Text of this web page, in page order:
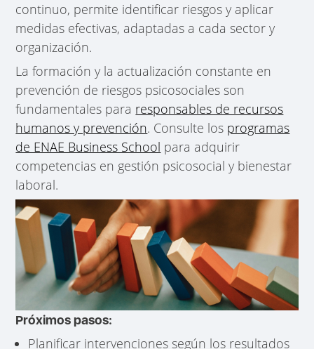
continuo, permite identificar riesgos y aplicar
medidas efectivas, adaptadas a cada sector y
organización.
La formación y la actualización constante en
prevención de riesgos psicosociales son
fundamentales para responsables de recursos
humanos y prevención. Consulte los programas
de ENAE Business School para adquirir
competencias en gestión psicosocial y bienestar
laboral.
Próximos pasos:
Planificar intervenciones según los resultados